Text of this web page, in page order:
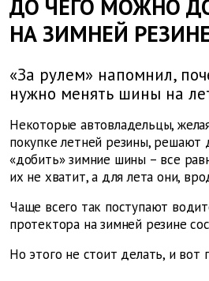
ДО ЧЕГО МОЖНО
НА ЗИМНЕЙ
«За рулем» напомнил,
нужно менять шины на
Некоторые автовладельцы,
покупке летней резины, решают
«добить» зимние шины – все
их не хватит, а для лета они,
Чаще всего так поступают
протектора на зимней резине
Но этого не стоит делать, и вот